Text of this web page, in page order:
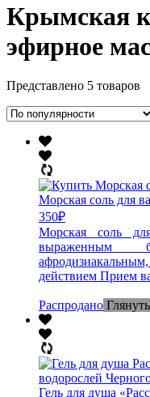
Крымская
эфирное
Представлено 5 товаров
Морская соль для
350₽
Морская соль
выраженным
действием Прием
Распродано Глянуть
Гель для душа